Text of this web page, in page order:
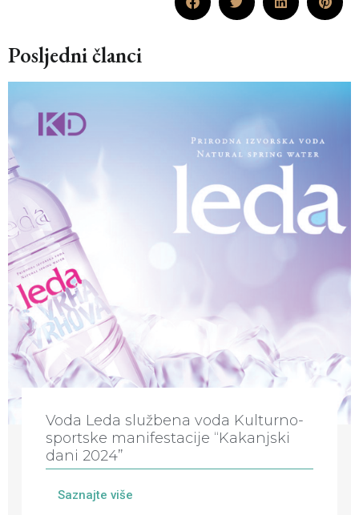
Posljedni članci
Voda Leda službena voda Kulturno-
sportske manifestacije “Kakanjski
dani 2024”
Saznajte više